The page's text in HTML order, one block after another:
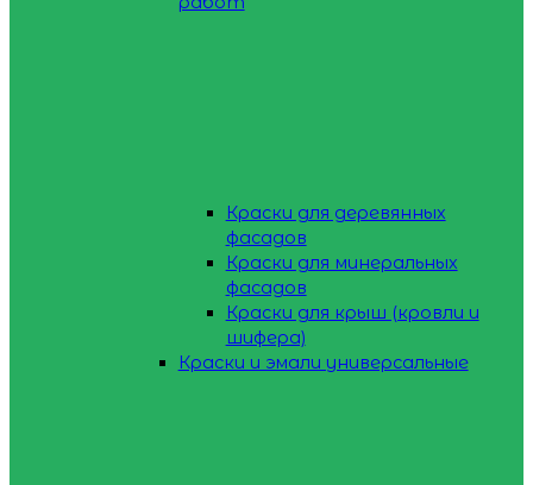
Краски для деревянных
фасадов
Краски для минеральных
фасадов
Краски для крыш (кровли и
шифера)
Краски и эмали универсальные